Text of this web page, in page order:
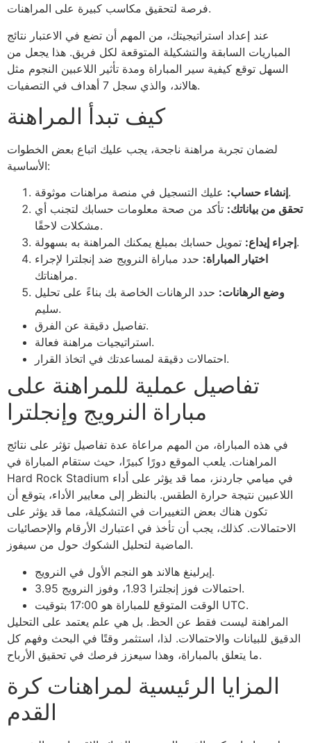
فرصة لتحقيق مكاسب كبيرة على المراهنات.
عند إعداد استراتيجيتك، من المهم أن تضع في الاعتبار نتائج
المباريات السابقة والتشكيلة المتوقعة لكل فريق. هذا يجعل من
السهل توقع كيفية سير المباراة ومدة تأثير اللاعبين النجوم مثل
هالاند، والذي سجل 7 أهداف في التصفيات.
كيف تبدأ المراهنة
لضمان تجربة مراهنة ناجحة، يجب عليك اتباع بعض الخطوات
الأساسية:
إنشاء حساب:عليك التسجيل في منصة مراهنات موثوقة.
تحقق من بياناتك: تأكد من صحة معلومات حسابك لتجنب أي
مشكلات لاحقًا.
إجراء إيداع:تمويل حسابك بمبلغ يمكنك المراهنة به بسهولة.
اختيار المباراة: حدد مباراة النرويج ضد إنجلترا لإجراء
مراهناتك.
وضع الرهانات: حدد الرهانات الخاصة بك بناءً على تحليل
سليم.
تفاصيل دقيقة عن الفرق.
استراتيجيات مراهنة فعالة.
احتمالات دقيقة لمساعدتك في اتخاذ القرار.
تفاصيل عملية للمراهنة على
مباراة النرويج وإنجلترا
في هذه المباراة، من المهم مراعاة عدة تفاصيل تؤثر على نتائج
المراهنات. يلعب الموقع دورًا كبيرًا، حيث ستقام المباراة في
Hard Rock Stadium في ميامي جاردنز، مما قد يؤثر على أداء
اللاعبين نتيجة حرارة الطقس. بالنظر إلى معايير الأداء، يتوقع أن
تكون هناك بعض التغييرات في التشكيلة، مما قد يؤثر على
الاحتمالات. كذلك، يجب أن تأخذ في اعتبارك الأرقام والإحصائيات
الماضية لتحليل الشكوك حول من سيفوز.
إيرلينغ هالاند هو النجم الأول في النرويج.
احتمالات فوز إنجلترا 1.93، وفوز النرويج 3.95.
الوقت المتوقع للمباراة هو 17:00 بتوقيت UTC.
المراهنة ليست فقط عن الحظ. بل هي علم يعتمد على التحليل
الدقيق للبيانات والاحتمالات. لذا، استثمر وقتًا في البحث وفهم كل
ما يتعلق بالمباراة، وهذا سيعزز فرصك في تحقيق الأرباح.
المزايا الرئيسية لمراهنات كرة
القدم